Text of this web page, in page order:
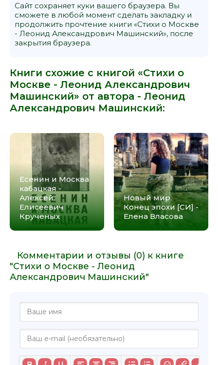
Сайт сохраняет куки вашего браузера. Вы
сможете в любой момент сделать закладку и
продолжить прочтение книги «Стихи о Москве
- Леонид Александрович Машинский», после
закрытия браузера.
Книги схожие с книгой «Стихи о
Москве - Леонид Александрович
Машинский» от автора -Леонид
Александрович Машинский:
Есенин и Москва
кабацкая -
Алексей
Елисеевич
Крученых
Новый мир.
Конец эпохи [СИ] -
Елена Власова
Комментарии и отзывы (0) к книге
"Стихи о Москве - Леонид
Александрович Машинский"